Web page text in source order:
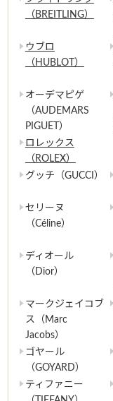
（BREITLING）
ウブロ
（HUBLOT）
オーデマピゲ
（AUDEMARS
PIGUET）
ロレックス
（ROLEX）
グッチ（GUCCI）
セリーヌ
（Céline）
ディオール
（Dior）
マークジェイコブ
ス（Marc
Jacobs）
ゴヤール
（GOYARD）
ティファニー